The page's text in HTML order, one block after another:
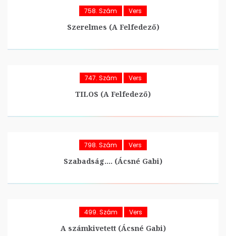
758. Szám Vers
Szerelmes (A Felfedező)
747. Szám Vers
TILOS (A Felfedező)
798. Szám Vers
Szabadság…. (Ácsné Gabi)
499. Szám Vers
A számkivetett (Ácsné Gabi)